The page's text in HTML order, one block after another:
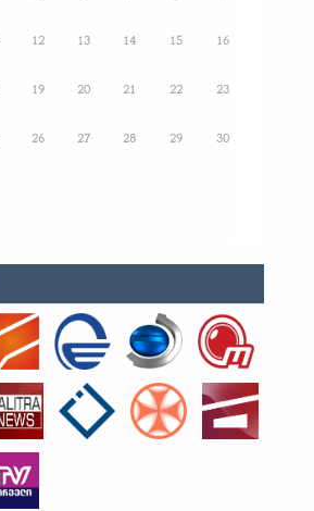
12 13 14 15 16
19 20 21 22 23
26 27 28 29 30